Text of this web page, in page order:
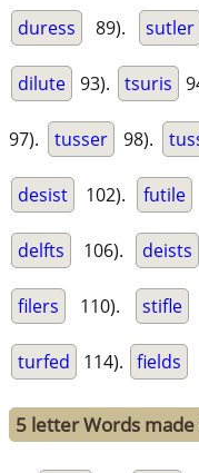
duress 89). sutler
dilute 93). tsuris
97). tusser 98).
desist 102). futile
delfts 106). deists
filers 110). stifle
turfed 114). fields
5 letter Words